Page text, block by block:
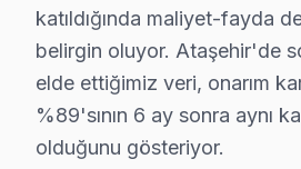
✓ Yazılı Garanti Belgesi
✓ Orijinal Yedek Parça
✓ Ücretsiz Arıza Tespiti
katıldığında maliyet-fayda
belirgin oluyor. Ataşehir'de
elde ettiğimiz veri, onarım
%89'sının 6 ay sonra aynı
olduğunu gösteriyor.